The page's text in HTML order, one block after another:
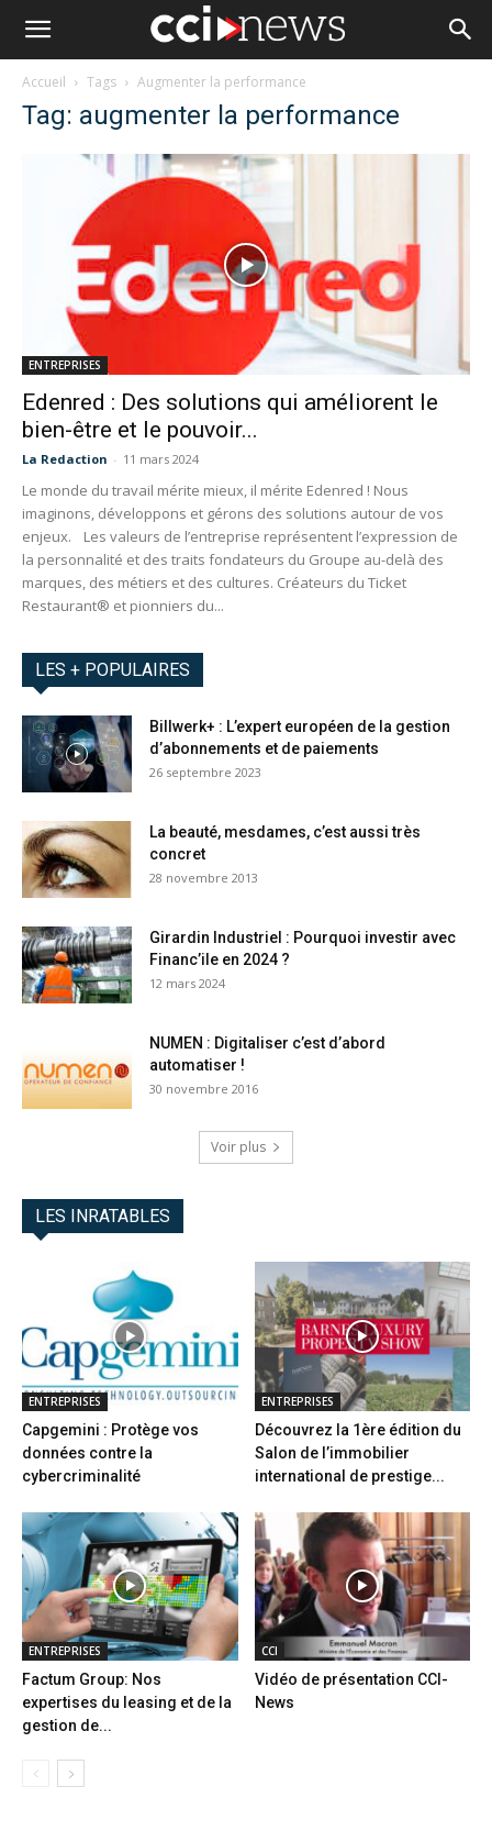
Accueil Tags Augmenter la performance
Tag: augmenter la performance
ENTREPRISES
Edenred : Des solutions qui améliorent le
bien-être et le pouvoir...
La Redaction - 11 mars 2024
Le monde du travail mérite mieux, il mérite Edenred ! Nous
imaginons, développons et gérons des solutions autour de vos
enjeux. Les valeurs de l’entreprise représentent l’expression de
la personnalité et des traits fondateurs du Groupe au-delà des
marques, des métiers et des cultures. Créateurs du Ticket
Restaurant® et pionniers du...
LES + POPULAIRES
Billwerk+ : L’expert européen de la gestion
d’abonnements et de paiements
26 septembre 2023
La beauté, mesdames, c’est aussi très
concret
28 novembre 2013
Girardin Industriel : Pourquoi investir avec
Financ’ile en 2024 ?
12 mars 2024
NUMEN : Digitaliser c’est d’abord
automatiser !
30 novembre 2016
Voir plus
LES INRATABLES
ENTREPRISES
Capgemini : Protège vos
données contre la
cybercriminalité
ENTREPRISES
Découvrez la 1ère édition du
Salon de l’immobilier
international de prestige...
ENTREPRISES
Factum Group: Nos
expertises du leasing et de la
gestion de...
CCI
Vidéo de présentation CCI-
News